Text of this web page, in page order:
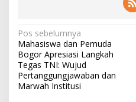
N
a
v
i
Pos sebelumnya
Mahasiswa dan Pemuda
Bogor Apresiasi Langkah
Tegas TNI: Wujud
Pertanggungjawaban dan
Marwah Institusi